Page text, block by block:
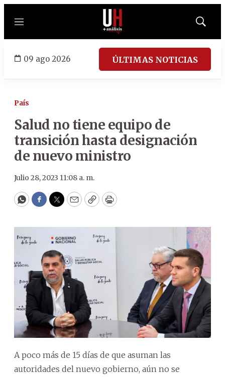
Menú
Mostrar
09 ago 2026 ÚLTIMAS NOTICIAS
País
Salud no tiene equipo de
transición hasta designación
de nuevo ministro
Julio 28, 2023 11:08 a. m.
WhatsApp
Facebook
Twitter
EmailCopyPrint
A poco más de 15 días de que asuman las
autoridades del nuevo gobierno, aún no se